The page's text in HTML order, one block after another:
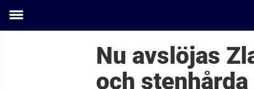
Toggle
Nu avslöjas
och